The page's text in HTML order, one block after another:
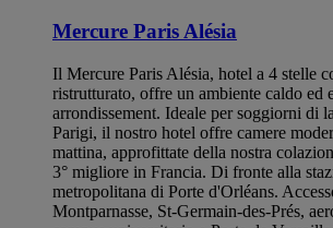
Mercure Paris Alésia
Il Mercure Paris Alésia, hotel a 4 stelle
ristrutturato, offre un ambiente caldo ed
arrondissement. Ideale per soggiorni di
Parigi, il nostro hotel offre camere
mattina, approfittate della nostra
3° migliore in Francia. Di fronte alla
metropolitana di Porte d'Orléans.
Montparnasse, St-Germain-des-Prés,